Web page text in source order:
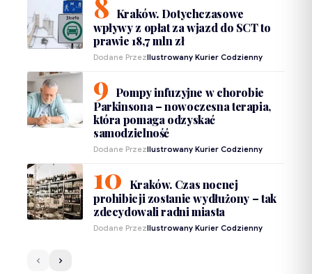
Kraków. Dotychczasowe
wpływy z opłat za wjazd do SCT to
prawie 18,7 mln zł
Dodane PrzezIlustrowany Kurier Codzienny
Pompy infuzyjne w chorobie
Parkinsona – nowoczesna terapia,
która pomaga odzyskać
samodzielność
Dodane PrzezIlustrowany Kurier Codzienny
Kraków. Czas nocnej
prohibicji zostanie wydłużony – tak
zdecydowali radni miasta
Dodane PrzezIlustrowany Kurier Codzienny